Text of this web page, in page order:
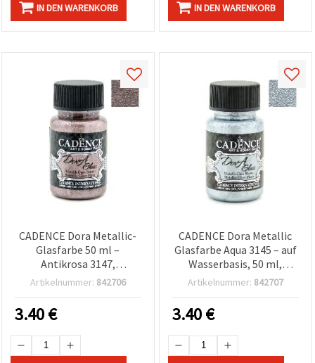
IN DEN WARENKORB IN DEN WARENKORB
CADENCE Dora Metallic-
Glasfarbe 50 ml –
Antikrosa 3147,
langlebige, hochwertige
Glasoberflächen, Basteln
Artikelnummer: 842706
3.40€
CADENCE Dora Metallic
Glasfarbe Aqua 3145 – auf
Wasserbasis, 50 ml,
Schimmer-Finish für DIY-
Artikelnummer: 842707
3.40€